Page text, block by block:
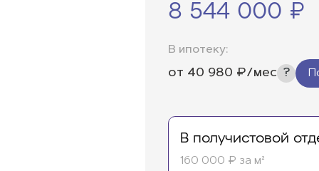
8 544 000 ₽
В ипотеку:
от 40 980 ₽/мес
В получистовой
160 000 ₽ за м²